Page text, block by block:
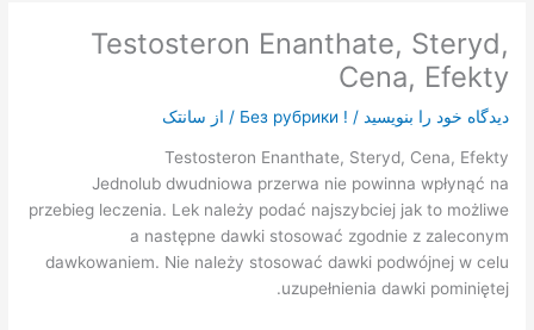
Testosteron Enanthate, Steryd,
Cena, Efekty
دیدگاه‌ خود را بنویسید /
! Без рубрики / از سانتک
Testosteron Enanthate, Steryd, Cena, Efekty
Jednolub dwudniowa przerwa nie powinna wpłynąć na
przebieg leczenia. Lek należy podać najszybciej jak to możliwe
a następne dawki stosować zgodnie z zaleconym
dawkowaniem. Nie należy stosować dawki podwójnej w celu
uzupełnienia dawki pominiętej.